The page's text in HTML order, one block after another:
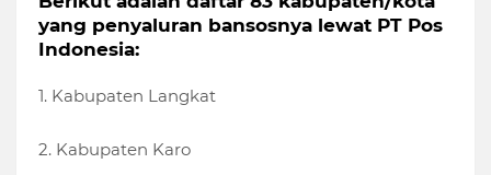
yang penyaluran bansosnya lewat PT Pos
Indonesia:
1. Kabupaten Langkat
2. Kabupaten Karo